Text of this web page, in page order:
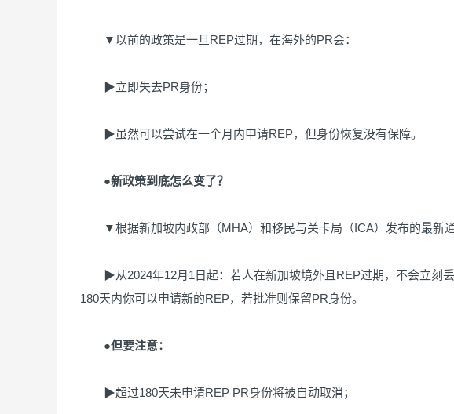
▼以前的政策是一旦REP过期，在海外的PR会：
▶立即失去PR身份；
▶虽然可以尝试在一个月内申请REP，但身份恢复没有保障。
●新政策到底怎么变了？
▼根据新加坡内政部（MHA）和移民与关卡局（ICA）发布的最新通
▶从2024年12月1日起：若人在新加坡境外且REP过期，不会立刻
180天内你可以申请新的REP，若批准则保留PR身份。
●但要注意：
▶超过180天未申请REP PR身份将被自动取消；